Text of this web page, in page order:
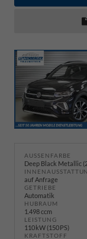
AUSSENFARBE
Deep Black Metallic
auf Anfrage
GETRIEBE
Automatik
HUBRAUM
1.498 ccm
LEISTUNG
110 kW (150 PS)
KRAFTSTOFF